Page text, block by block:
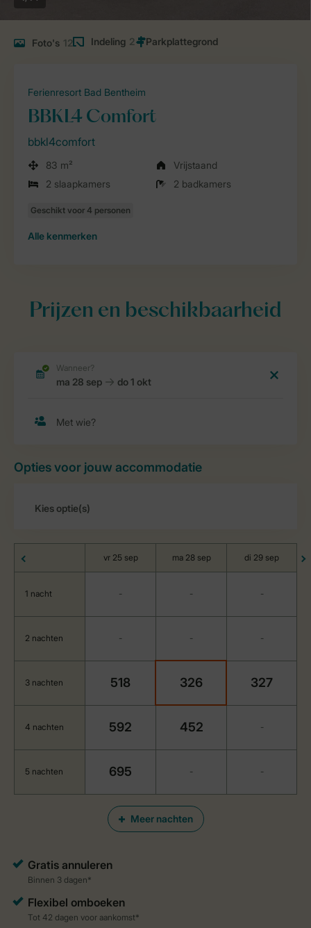
Foto's 12 Indeling 2
Ferienresort Bad Bentheim
BBKL4 Comfort
bbkl4comfort
83 m²
Vrijstaand
2 slaapkamers
2 badkamers
Alle kenmerken
Prijzen en beschikbaarheid
Opties voor jouw accommodatie
Meer nachten
vr 25 sep ma 28 sep di 29 sep
1 nacht - - -
2 nachten - - -
3 nachten 518 326 327
4 nachten 592 452 -
5 nachten 695 - -